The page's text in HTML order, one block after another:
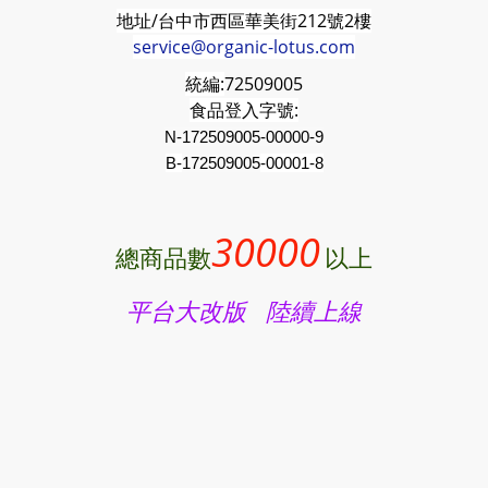
地址/台中市西區華美街212號2樓
service@organic-lotus.com
統編:72509005
食品登入字號:
N-172509005-00000-9
B-172509005-00001-8
總商品數30000 以上
平台大改版 陸續上線